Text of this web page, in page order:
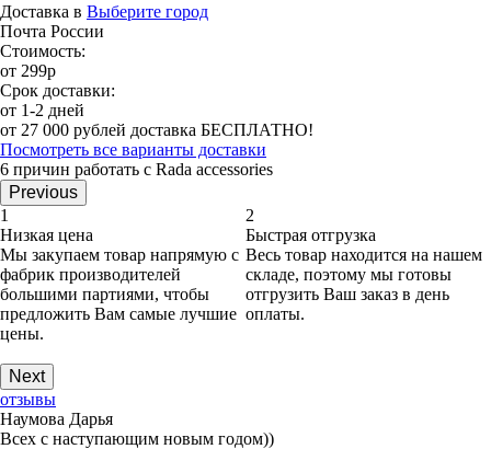
Доставка в Выберите город
Почта России
Стоимость:
от 299р
Срок доставки:
от 1-2 дней
от 27 000 рублей доставка БЕСПЛАТНО!
Посмотреть все варианты доставки
6 причин работать с Rada accessories
Previous
1
Низкая цена
Мы закупаем товар напрямую с
фабрик производителей
большими партиями, чтобы
предложить Вам самые лучшие
цены.
2
Быстрая отгрузка
Весь товар находится на нашем
складе, поэтому мы готовы
отгрузить Ваш заказ в день
оплаты.
Next
отзывы
Наумова Дарья
Всех с наступающим новым годом))